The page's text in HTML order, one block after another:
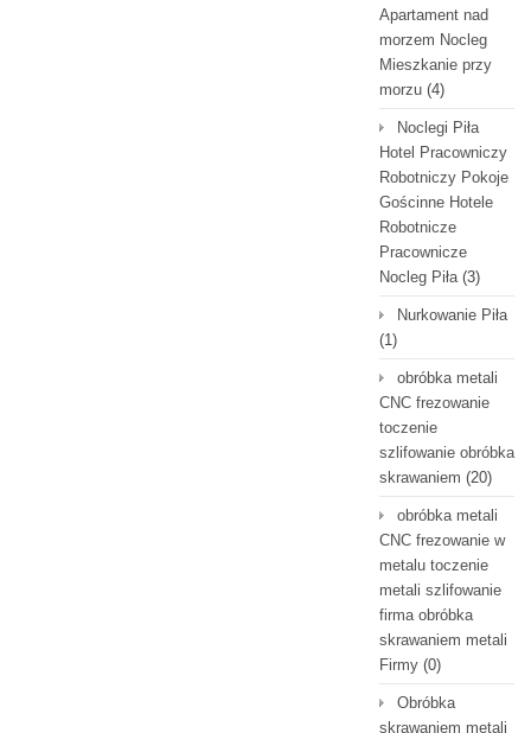
Apartament nad
morzem Nocleg
Mieszkanie przy
morzu (4)
Noclegi Piła
Hotel Pracowniczy
Robotniczy Pokoje
Gościnne Hotele
Robotnicze
Pracownicze
Nocleg Piła(3)
Nurkowanie Piła
(1)
obróbka metali
CNC frezowanie
toczenie
szlifowanie obróbka
skrawaniem (20)
obróbka metali
CNC frezowanie w
metalu toczenie
metali szlifowanie
firma obróbka
skrawaniem metali
Firmy (0)
Obróbka
skrawaniem metali